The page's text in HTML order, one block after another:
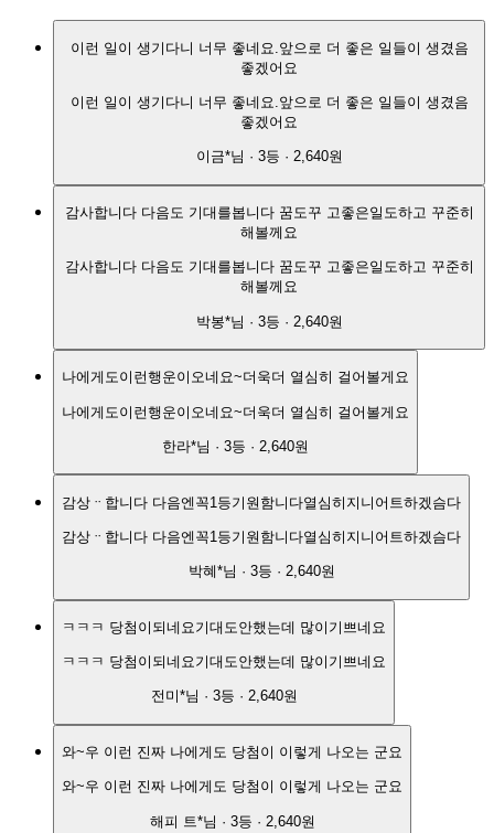
이런 일이 생기다니 너무 좋네요.앞으로 더 좋은 일들이 생겼음
좋겠어요
이런 일이 생기다니 너무 좋네요.앞으로 더 좋은 일들이 생겼음
좋겠어요
이금*님 · 3등 · 2,640원
감사합니다 다음도 기대를봅니다 꿈도꾸 고좋은일도하고 꾸준히
해볼께요
감사합니다 다음도 기대를봅니다 꿈도꾸 고좋은일도하고 꾸준히
해볼께요
박봉*님 · 3등 · 2,640원
나에게도이런행운이오네요~더욱더 열심히 걸어볼게요
나에게도이런행운이오네요~더욱더 열심히 걸어볼게요
한라*님 · 3등 · 2,640원
감상ᆢ합니다 다음엔꼭1등기원함니다열심히지니어트하겠슴다
감상ᆢ합니다 다음엔꼭1등기원함니다열심히지니어트하겠슴다
박혜*님 · 3등 · 2,640원
ㅋㅋㅋ 당첨이되네요기대도안했는데 많이기쁘네요
ㅋㅋㅋ 당첨이되네요기대도안했는데 많이기쁘네요
전미*님 · 3등 · 2,640원
와~우 이런 진짜 나에게도 당첨이 이렇게 나오는 군요
와~우 이런 진짜 나에게도 당첨이 이렇게 나오는 군요
해피 트*님 · 3등 · 2,640원